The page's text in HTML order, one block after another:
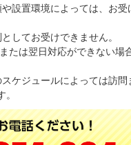
設置環境によっては、お受
してお受けできません。
たは翌日対応ができない場
ケジュールによっては訪問